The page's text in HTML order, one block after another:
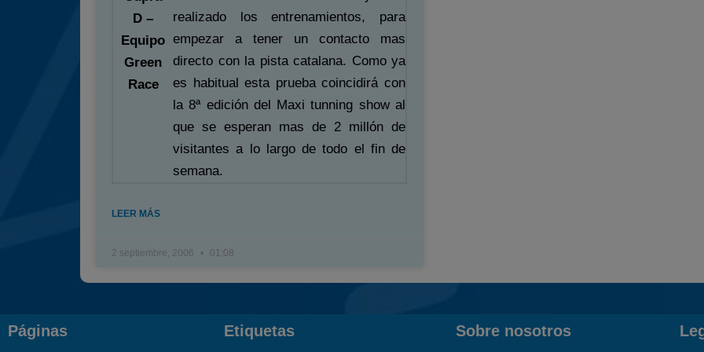
D –
Equipo
Green
Race
realizado los entrenamientos, para
empezar a tener un contacto mas
directo con la pista catalana. Como ya
es habitual esta prueba coincidirá con
la 8ª edición del Maxi tunning show al
que se esperan mas de 2 millón de
visitantes a lo largo de todo el fin de
semana.
LEER MÁS
2 septiembre, 2006 01:08
Páginas Etiquetas Sobre nosotros